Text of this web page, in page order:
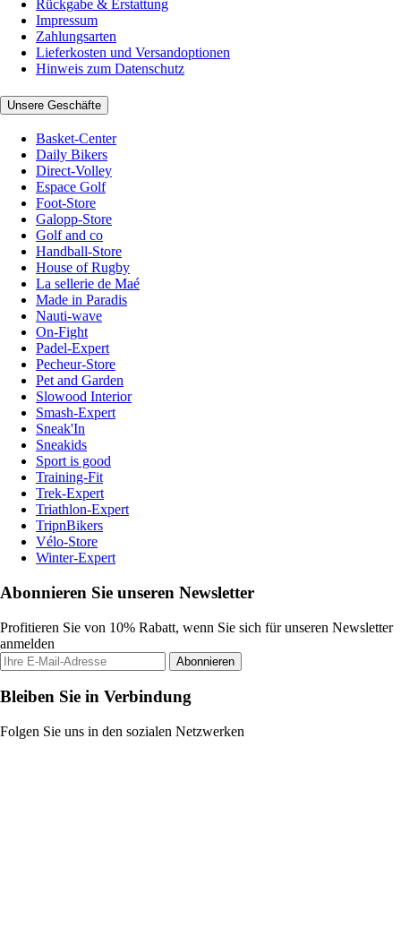
Rückgabe & Erstattung
Impressum
Zahlungsarten
Lieferkosten und Versandoptionen
Hinweis zum Datenschutz
Unsere Geschäfte
Basket-Center
Daily Bikers
Direct-Volley
Espace Golf
Foot-Store
Galopp-Store
Golf and co
Handball-Store
House of Rugby
La sellerie de Maé
Made in Paradis
Nauti-wave
On-Fight
Padel-Expert
Pecheur-Store
Pet and Garden
Slowood Interior
Smash-Expert
Sneak'In
Sneakids
Sport is good
Training-Fit
Trek-Expert
Triathlon-Expert
TripnBikers
Vélo-Store
Winter-Expert
Abonnieren Sie unseren Newsletter
Profitieren Sie von 10% Rabatt, wenn Sie sich für unseren Newsletter
anmelden
Abonnieren
Bleiben Sie in Verbindung
Folgen Sie uns in den sozialen Netzwerken